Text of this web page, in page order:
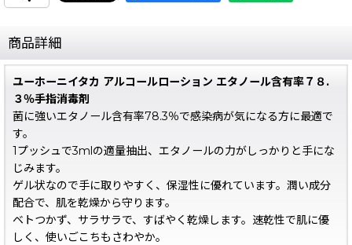
商品詳細
ユーホーニイタカ アルコールローション エタノール含有率７８.
３％手指消毒剤
菌に強いエタノール含有率78.3％で感染病が気になる方に最適で
す。
1プッシュで3mlの適量抽出、エタノールの力がしっかりと手にな
じみます。
ゲル状なので手に取りやすく、保湿性に優れています。潤い成分
配合で、肌を乾燥から守ります。
ベトつかず、サラサラで、すばやく乾燥します。速乾性で肌に優
しく、使いごこちもさわやか。